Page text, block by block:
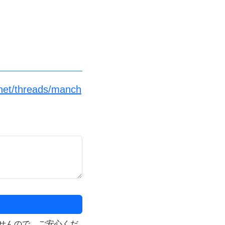
threads/manch